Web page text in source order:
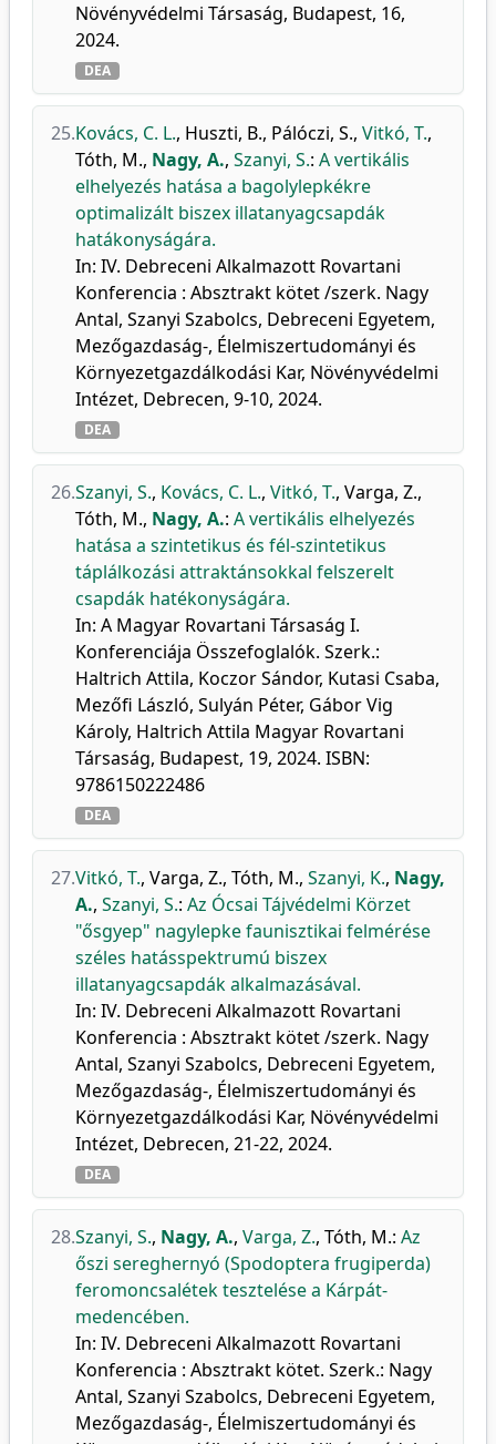
Növényvédelmi Társaság, Budapest, 16,
2024.
DEA
25.Kovács, C. L., Huszti, B., Pálóczi, S., Vitkó, T.,
Tóth, M., Nagy, A., Szanyi, S.: A vertikális
elhelyezés hatása a bagolylepkékre
optimalizált biszex illatanyagcsapdák
hatákonyságára.
In: IV. Debreceni Alkalmazott Rovartani
Konferencia : Absztrakt kötet /szerk. Nagy
Antal, Szanyi Szabolcs, Debreceni Egyetem,
Mezőgazdaság-, Élelmiszertudományi és
Környezetgazdálkodási Kar, Növényvédelmi
Intézet, Debrecen, 9-10, 2024.
DEA
26.Szanyi, S., Kovács, C. L., Vitkó, T., Varga, Z.,
Tóth, M., Nagy, A.: A vertikális elhelyezés
hatása a szintetikus és fél-szintetikus
táplálkozási attraktánsokkal felszerelt
csapdák hatékonyságára.
In: A Magyar Rovartani Társaság I.
Konferenciája Összefoglalók. Szerk.:
Haltrich Attila, Koczor Sándor, Kutasi Csaba,
Mezőfi László, Sulyán Péter, Gábor Vig
Károly, Haltrich Attila Magyar Rovartani
Társaság, Budapest, 19, 2024. ISBN:
9786150222486
DEA
27.Vitkó, T., Varga, Z., Tóth, M., Szanyi, K., Nagy,
A., Szanyi, S.: Az Ócsai Tájvédelmi Körzet
"ősgyep" nagylepke faunisztikai felmérése
széles hatásspektrumú biszex
illatanyagcsapdák alkalmazásával.
In: IV. Debreceni Alkalmazott Rovartani
Konferencia : Absztrakt kötet /szerk. Nagy
Antal, Szanyi Szabolcs, Debreceni Egyetem,
Mezőgazdaság-, Élelmiszertudományi és
Környezetgazdálkodási Kar, Növényvédelmi
Intézet, Debrecen, 21-22, 2024.
DEA
28.Szanyi, S., Nagy, A., Varga, Z., Tóth, M.: Az
őszi sereghernyó (Spodoptera frugiperda)
feromoncsalétek tesztelése a Kárpát-
medencében.
In: IV. Debreceni Alkalmazott Rovartani
Konferencia : Absztrakt kötet. Szerk.: Nagy
Antal, Szanyi Szabolcs, Debreceni Egyetem,
Mezőgazdaság-, Élelmiszertudományi és